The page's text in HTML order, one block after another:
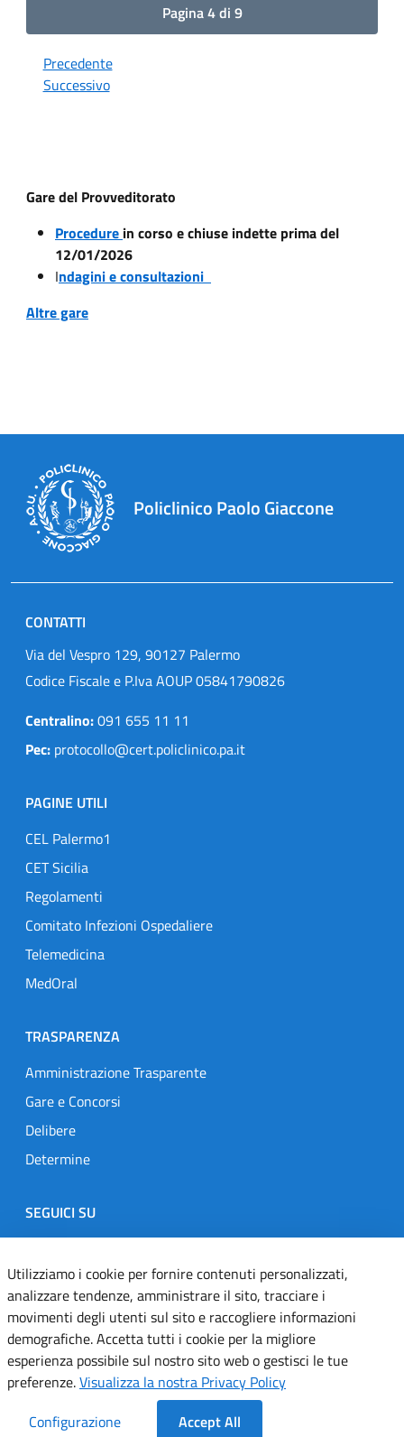
Pagina 4 di 9
Precedente
Successivo
Gare del Provveditorato
Procedure in corso e chiuse indette prima del
12/01/2026
Indagini e consultazioni
Altre gare
Policlinico Paolo Giaccone
CONTATTI
Via del Vespro 129, 90127 Palermo
Codice Fiscale e P.Iva AOUP 05841790826
Centralino:091 655 11 11
Pec: protocollo@cert.policlinico.pa.it
PAGINE UTILI
CEL Palermo1
CET Sicilia
Regolamenti
Comitato Infezioni Ospedaliere
Telemedicina
MedOral
TRASPARENZA
Amministrazione Trasparente
Gare e Concorsi
Delibere
Determine
SEGUICI SU
Designers Italia
TwitterInstagramYoutubeLinkedin
Dichiarazione di accessibilità
Informativa cookie
Utilizziamo i cookie per fornire contenuti personalizzati,
analizzare tendenze, amministrare il sito, tracciare i
movimenti degli utenti sul sito e raccogliere informazioni
demografiche. Accetta tutti i cookie per la migliore
esperienza possibile sul nostro sito web o gestisci le tue
preferenze.Visualizza la nostra Privacy Policy
Configurazione
Accept All